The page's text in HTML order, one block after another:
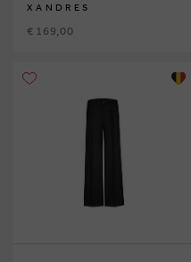
XANDRES
€ 169,00